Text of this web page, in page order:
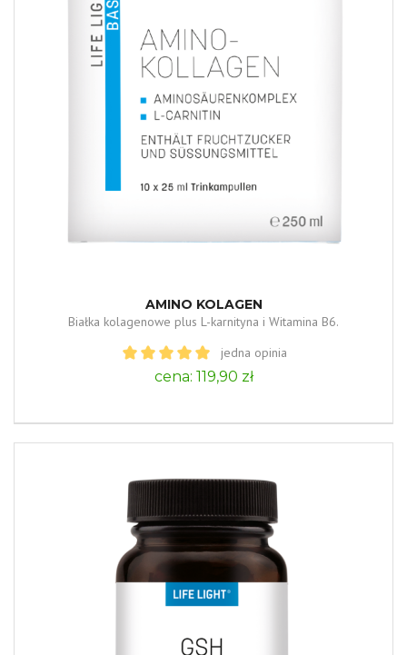
AMINO KOLAGEN
Białka kolagenowe plus L-karnityna i Witamina B6.
jedna opinia
cena: 119,90 zł